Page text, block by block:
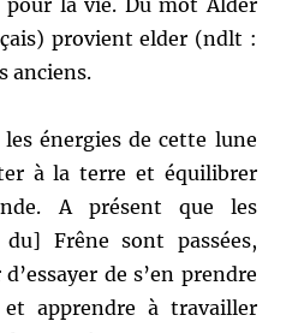
provient elder (ndlt :
anciens.
énergies de cette lune
à la terre et équilibrer
A présent que les
Frêne sont passées,
de s’en prendre
apprendre à travailler